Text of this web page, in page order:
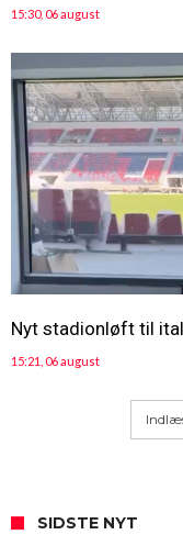
15:30, 06 august
Nyt stadionløft til
15:21, 06 august
SIDSTE NYT